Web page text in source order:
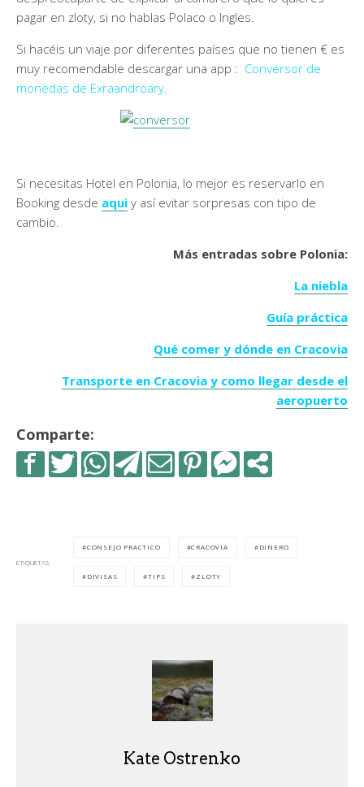
pagar en zloty, si no hablas Polaco o Ingles.
Si hacéis un viaje por diferentes países que no tienen € es
muy recomendable descargar una app : Conversor de
monedas de Exraandroary.
Si necesitas Hotel en Polonia, lo mejor es reservarlo en
Booking desde aqui y así evitar sorpresas con tipo de
cambio.
Más entradas sobre Polonia:
La niebla
Guía práctica
Qué comer y dónde en Cracovia
Transporte en Cracovia y como llegar desde el
aeropuerto
Comparte:
ETIQUETAS
CONSEJO PRACTICO CRACOVIA DINERO
DIVISAS TIPS ZLOTY
Kate Ostrenko